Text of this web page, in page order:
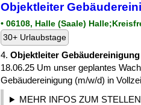
Objektleiter
• 06108, Halle (Saale)
30+ Urlaubstage
4. Objektleiter Gebäudereinigung
18.06.25 Um unser geplantes
Gebäudereinigung (m/w/d) in
MEHR INFOS ZUM